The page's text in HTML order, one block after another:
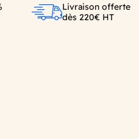
Livraison offerte
dès 220€ HT